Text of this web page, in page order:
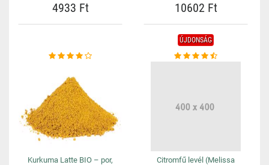
4933 Ft 10602 Ft
Kurkuma Latte BIO – por,
ÚJDONSÁG
Citromfű levél (Melissa